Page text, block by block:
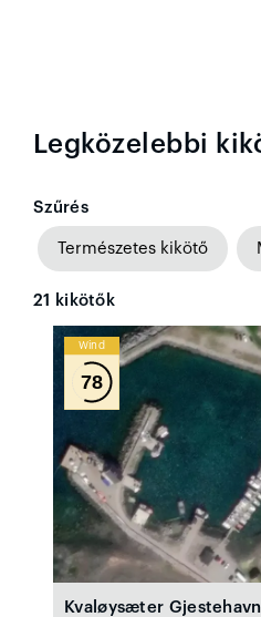
Legközelebbi
Szűrés
Természetes kikötő
21 kikötők
Wind
78
Kvaløysæter Gjestehavn